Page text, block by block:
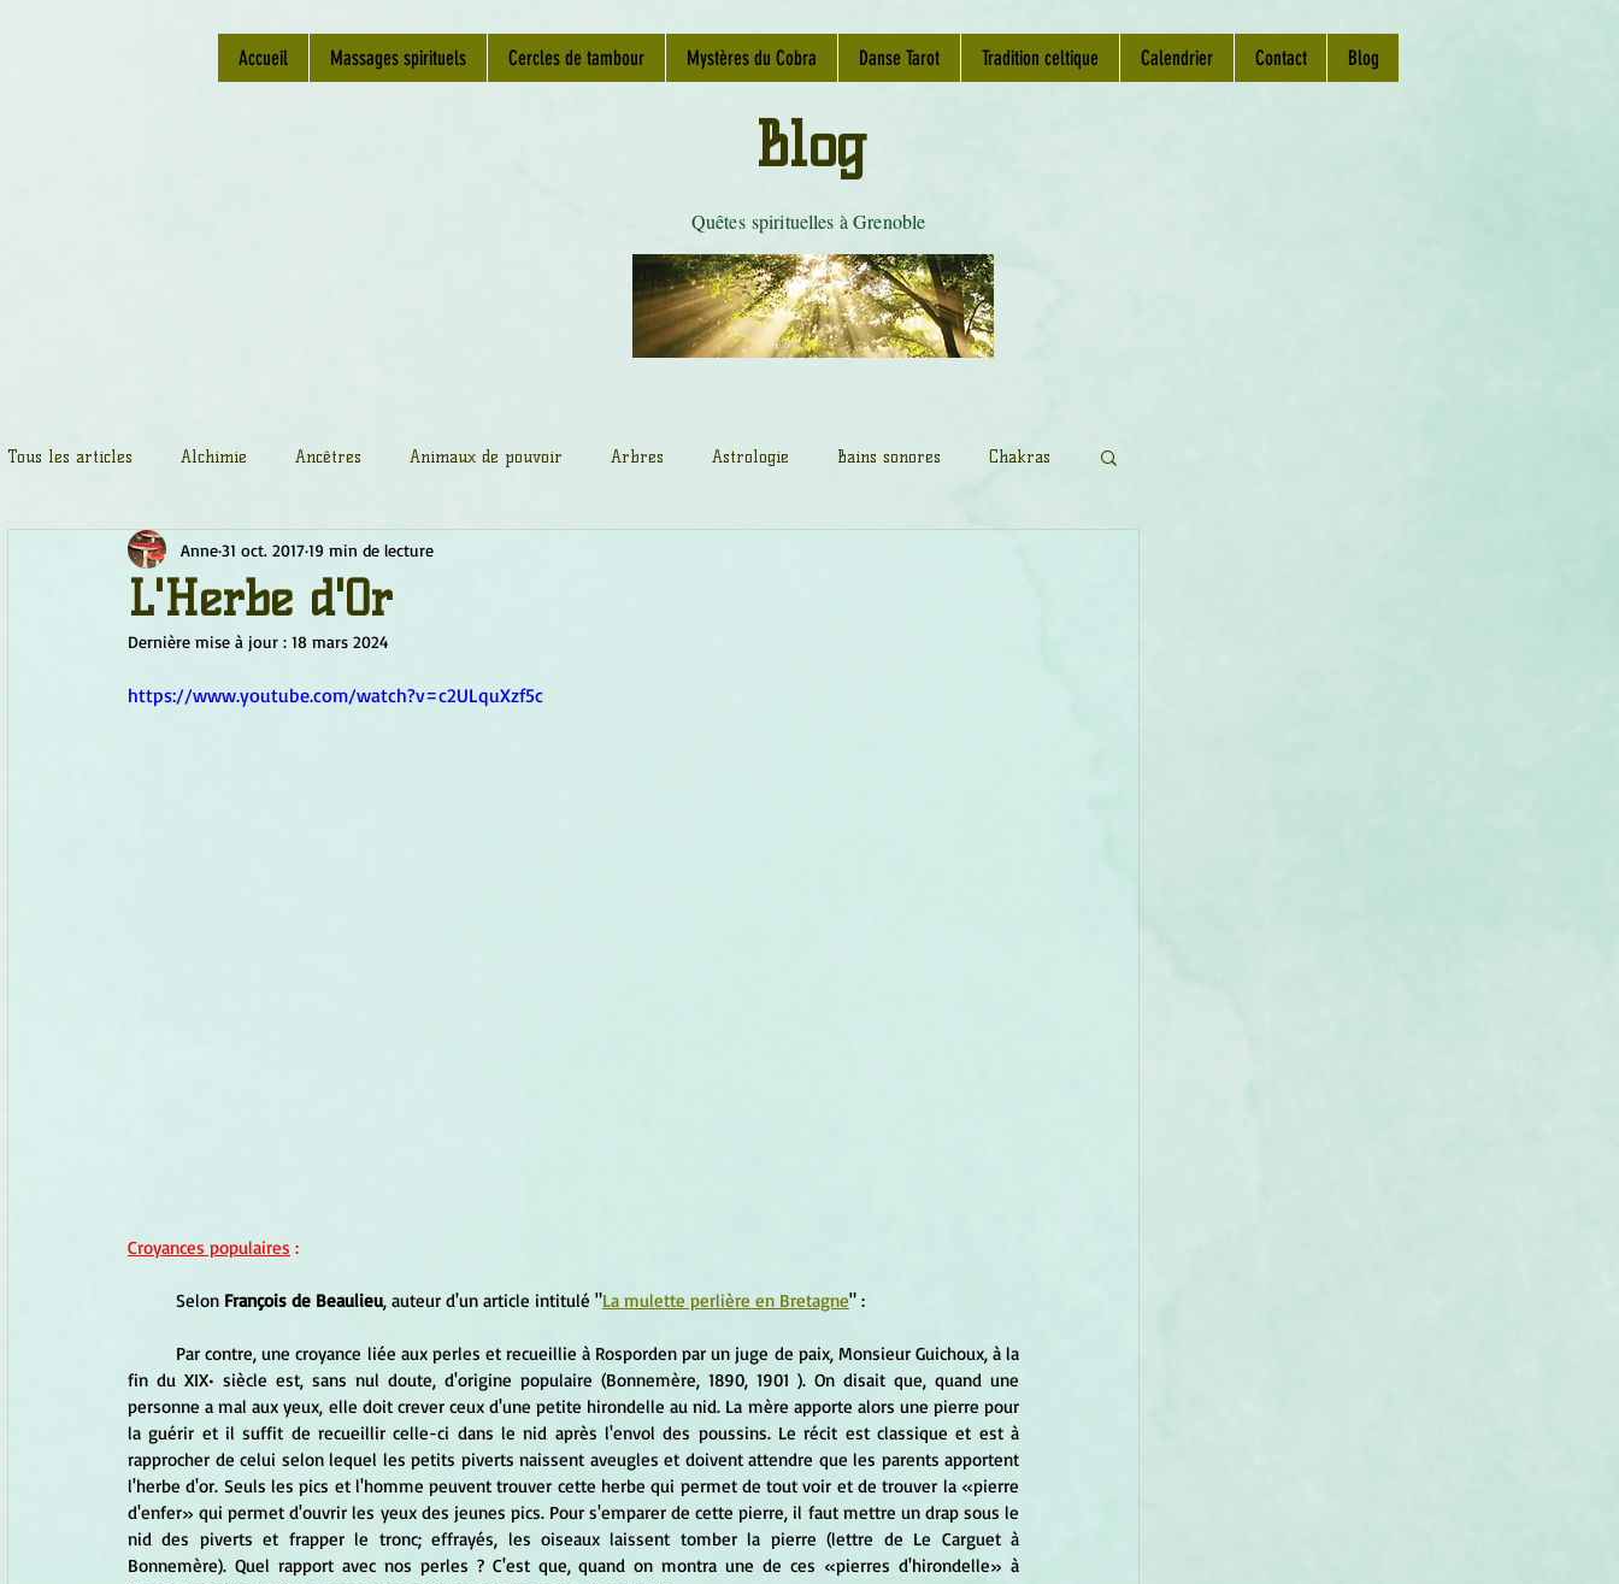
Accueil Massages spirituels Cercles de tambour Mystères du Cobra Danse Tarot Tradition celtique Calendrier Contact Blog
Quêtes spirituelles à Grenoble
Blog
Tous les articles Alchimie Ancêtres Animaux de pouvoir Arbres Astrologie Bains sonores Chakras
Chamanisme Champignons Conscience
Fleurs de Bach Géométrie sacrée
L'Herbe d'Or
Anne31 oct. 201719 min de lecture
Dernière mise à jour : 18 mars 2024
https://www.youtube.com/watch?v=c2ULquXzf5c
Croyances populaires :
	Selon
François de Beaulieu, auteur d'un article intitulé "La mulette perlière en Bretagne" :
fin du XIX• siècle est, sans nul doute, d'origine populaire (Bonnemère, 1890, 1901 ). On disait que, quand une
personne a mal aux yeux, elle doit crever ceux d'une petite hirondelle au nid. La mère apporte alors une pierre pour
la guérir et il suffit de recueillir celle-ci dans le nid après l'envol des poussins. Le récit est classique et est à
rapprocher de celui selon lequel les petits piverts naissent aveugles et doivent attendre que les parents apportent
l'herbe d'or. Seuls les pics et l'homme peuvent trouver cette herbe qui permet de tout voir et de trouver la «pierre
d'enfer» qui permet d'ouvrir les yeux des jeunes pics. Pour s'emparer de cette pierre, il faut mettre un drap sous le
nid des piverts et frapper le tronc; effrayés, les oiseaux laissent tomber la pierre (lettre de Le Carguet à
Bonnemère). Quel rapport avec nos perles ? C'est que, quand on montra une de ces «pierres d'hirondelle» à